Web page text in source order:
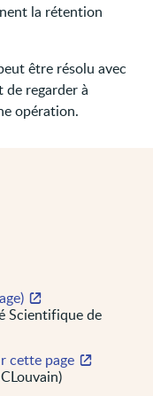
la rétention
être résolu avec
regarder à
opération.
Scientifique de
cette page